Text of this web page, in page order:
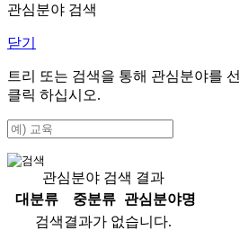
관심분야 검색
닫기
트리 또는 검색을 통해 관심분야를
클릭 하십시오.
관심분야 검색 결과
대분류
중분류
관심분야명
검색결과가 없습니다.